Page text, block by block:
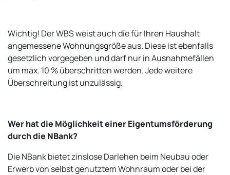
Wichtig! Der WBS weist auch die für Ihren Haushalt
angemessene Wohnungsgröße aus. Diese ist ebenfalls
gesetzlich vorgegeben und darf nur in Ausnahmefällen
um max. 10 % überschritten werden. Jede weitere
Überschreitung ist unzulässig.
Wer hat die Möglichkeit einer Eigentumsförderung
durch die NBank?
Die NBank bietet zinslose Darlehen beim Neubau oder
Erwerb von selbst genutztem Wohnraum oder bei der